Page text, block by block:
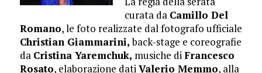
curata da Camillo Del
Romano, le foto realizzate dal fotografo ufficiale
Christian Giammarini,back-stage e coreografie
da Cristina Yaremchuk, musiche diFrancesco
Rosato, elaborazione datiValerio Memmo, alla